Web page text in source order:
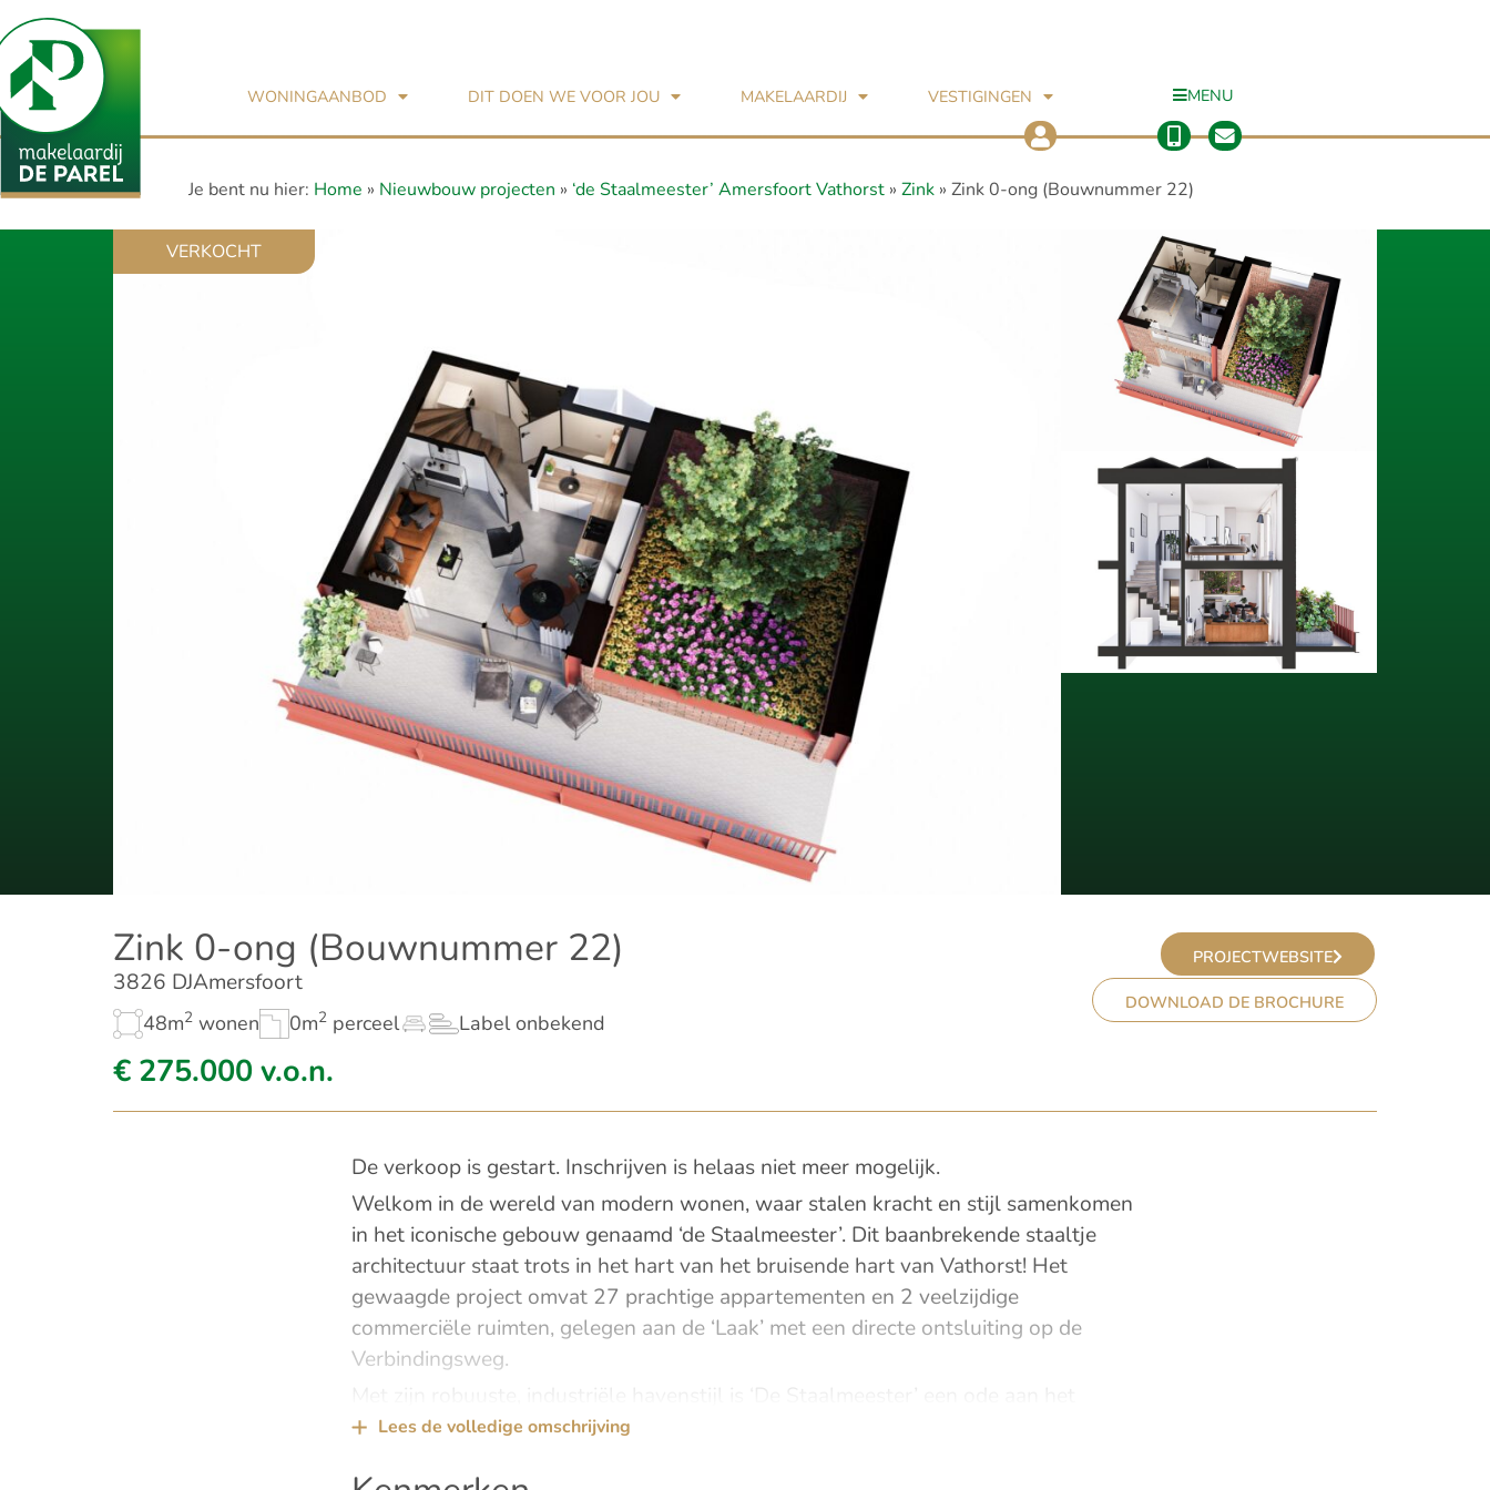
WONINGAANBOD DIT DOEN WE VOOR JOU MAKELAARDIJ VESTIGINGEN MENU
Je bent nu hier: Home » Nieuwbouw projecten » ‘de Staalmeester’ Amersfoort Vathorst» Zink» Zink 0-ong (Bouwnummer 22)
VERKOCHT
Zink 0-ong (Bouwnummer 22)
3826 DJAmersfoort
48m2 wonen 0m2 perceel Label onbekend
€ 275.000 v.o.n.
PROJECTWEBSITE
DOWNLOAD DE BROCHURE
De verkoop is gestart. Inschrijven is helaas niet meer mogelijk.
Welkom in de wereld van modern wonen, waar stalen kracht en stijl samenkomen
in het iconische gebouw genaamd ‘de Staalmeester’. Dit baanbrekende staaltje
architectuur staat trots in het hart van het bruisende hart van Vathorst! Het
gewaagde project omvat 27 prachtige appartementen en 2 veelzijdige
commerciële ruimten, gelegen aan de ‘Laak’ met een directe ontsluiting op de
Verbindingsweg.
verleden met een knipoog naar de toekomst. Elk appartement straalt karakter uit
Lees de volledige omschrijving